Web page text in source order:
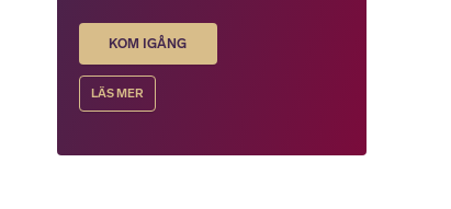
KOM IGÅNG
LÄS MER